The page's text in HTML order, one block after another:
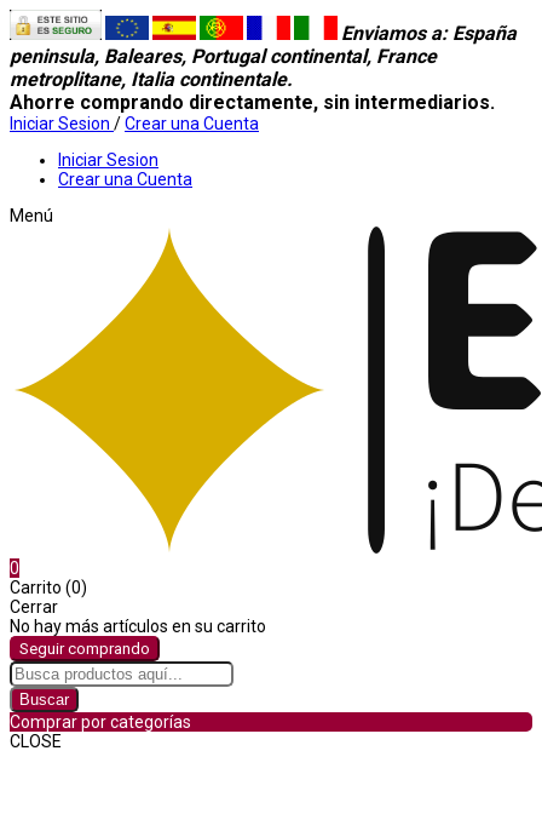
Enviamos a: España
peninsula, Baleares, Portugal continental, France
metroplitane, Italia continentale.
Ahorre comprando directamente, sin intermediarios.
Iniciar Sesion /Crear una Cuenta
Iniciar Sesion
Crear una Cuenta
Menú
0
Carrito (0)
Cerrar
No hay más artículos en su carrito
Seguir comprando
Buscar
Comprar por categorías
CLOSE